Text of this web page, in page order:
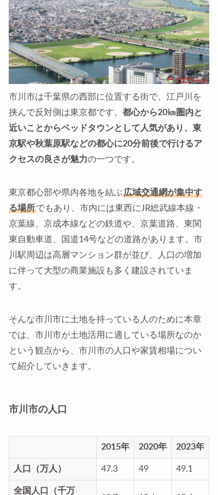
市川市は千葉県の西部に位置する街で、江戸川を
挟んで反対側は東京都です。 都心から20㎞圏内と
近いことからベッドタウンとして人気があり、東
京駅や秋葉原駅などの都心に20分前後で行けるア
クセスの良さが魅力の一つです。
東京都心部や県内各地を結ぶ広域交通網が集中す
る場所でもあり、市内には東西にJR総武線本線・
京葉線、京成本線などの鉄道や、京葉道路、東関
東自動車道、国道14号などの道路があります。市
川駅周辺は高層マンション群が並び、人口の増加
に伴って大型の商業施設も多く建設されていま
す。
そんな市川市に土地を持っている人のために本章
では、市川市が土地活用に適している場所なのか
という観点から、市川市の人口や家賃相場につい
て紹介していきます。
市川市の人口
2015年 2020年 2023年
人口（万人） 47.3 49 49.1
全国人口（千万